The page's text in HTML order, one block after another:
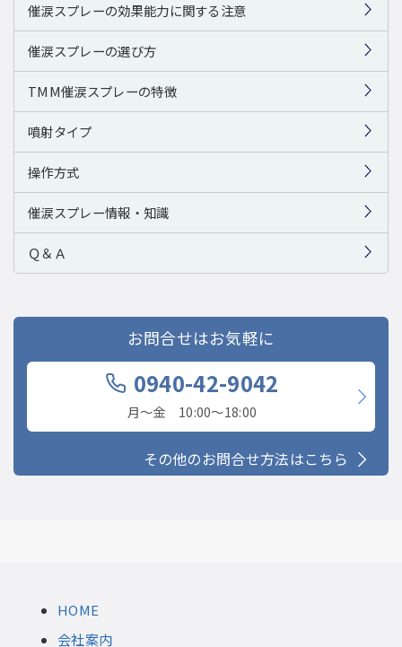
催涙スプレーの効果能力に関する注意
催涙スプレーの選び方
TMM催涙スプレーの特徴
噴射タイプ
操作方式
催涙スプレー情報・知識
Ｑ＆Ａ
お問合せはお気軽に
0940-42-9042
月〜金 10:00〜18:00
その他のお問合せ方法はこちら
HOME
会社案内